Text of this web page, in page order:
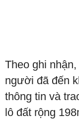
Theo ghi
người đã đến
thông tin và
lô đất rộng